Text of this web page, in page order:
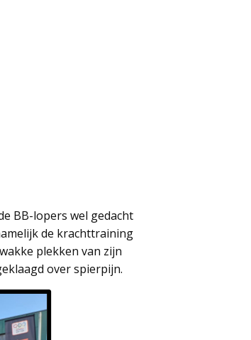
BB-lopers wel gedacht
de krachttraining
plekken van zijn
over spierpijn.